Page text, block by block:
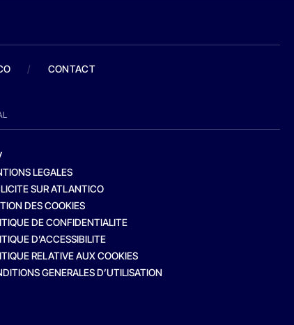
/ CONTACT
LEGALES
SUR ATLANTICO
DES COOKIES
DE CONFIDENTIALITE
D’ACCESSIBILITE
RELATIVE AUX COOKIES
GENERALES D’UTILISATION